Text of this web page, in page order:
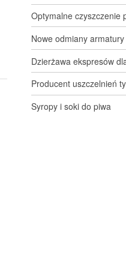
Optymalne czyszczenie
Nowe odmiany armatury
Dzierżawa ekspresów
Producent uszczelnień
Syropy i soki do piwa